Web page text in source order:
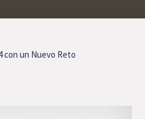
con un Nuevo Reto